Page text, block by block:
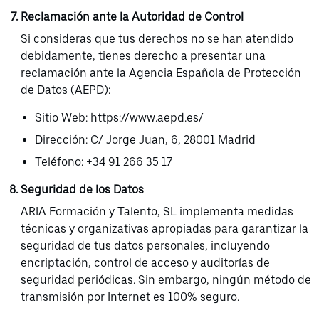
Reclamación ante la Autoridad de Control
Si consideras que tus derechos no se han atendido
debidamente, tienes derecho a presentar una
reclamación ante la Agencia Española de Protección
de Datos (AEPD):
Sitio Web: https://www.aepd.es/
Dirección: C/ Jorge Juan, 6, 28001 Madrid
Teléfono: +34 91 266 35 17
Seguridad de los Datos
ARIA Formación y Talento, SL implementa medidas
técnicas y organizativas apropiadas para garantizar la
seguridad de tus datos personales, incluyendo
encriptación, control de acceso y auditorías de
seguridad periódicas. Sin embargo, ningún método de
transmisión por Internet es 100% seguro.